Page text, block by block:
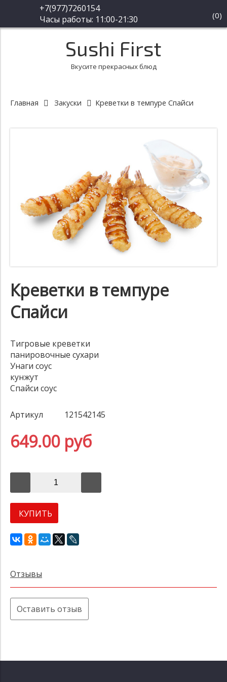
+7(977)7260154
Часы работы: 11:00-21:30
(0)
Sushi First
Вкусите прекрасных блюд
Главная Закуски Креветки в темпуре Спайси
Креветки в темпуре
Спайси
Тигровые креветки
панировочные сухари
Унаги соус
кунжут
Спайси соус
Артикул 121542145
649.00 руб
КУПИТЬ
Отзывы
Оставить отзыв